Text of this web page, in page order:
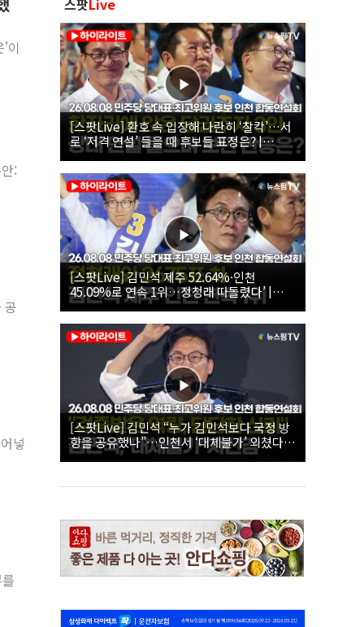
이
:
공
넣
스팟Live
[스팟Live] 환호 속 입장해 나란히 ‘찰칵’…서
로 ‘저격 연설’ 들을 때 후보들 표정은? |
26.08.08 더불어민주당 당대표·최고위원 후
보 인천 합동연설회
[스팟Live] 김민석 제주 52.64%·인천
45.09%로 연속 1위…정청래 따돌렸다’ |
26.08.08 더불어민주당 당대표·최고위원 후
보 인천 합동연설회
[스팟Live] 김민석 “누가 김민석보다 국정 방
향을 공유했나”…인천서 ‘대체불가’ 외쳤다 |
26.08.08 더불어민주당 당대표·최고위원 후